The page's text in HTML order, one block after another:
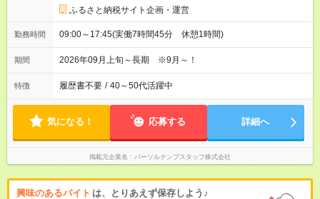
ふるさと納税サイト企画・運営
勤務時間 09:00～17:45(実働7時間45分 休憩1時間)
期間 2026年09月上旬～長期 ※9月～！
特徴 履歴書不要 / 40～50代活躍中
気になる！ 応募する 詳細へ
掲載元企業名 パーソルテンプスタッフ株式会社
興味のあるバイト は、とりあえず保存しよう♪